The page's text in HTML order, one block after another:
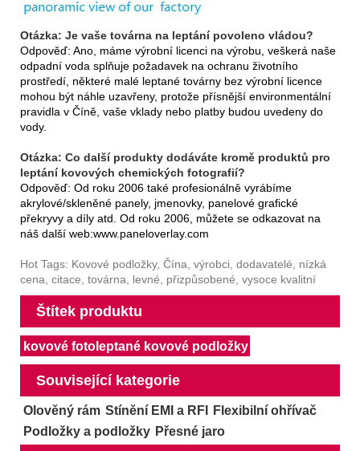
Otázka: Je vaše továrna na leptání povoleno vládou?
Odpověď: Ano, máme výrobní licenci na výrobu, veškerá naše
odpadní voda splňuje požadavek na ochranu životního
prostředí, některé malé leptané továrny bez výrobní licence
mohou být náhle uzavřeny, protože přísnější environmentální
pravidla v Číně, vaše vklady nebo platby budou uvedeny do
vody.
Otázka: Co další produkty dodáváte kromě produktů pro
leptání kovových chemických fotografií?
Odpověď: Od roku 2006 také profesionálně vyrábíme
akrylové/skleněné panely, jmenovky, panelové grafické
překryvy a díly atd. Od roku 2006, můžete se odkazovat na
náš další web:www.paneloverlay.com
Hot Tags: Kovové podložky, Čína, výrobci, dodavatelé, nízká
cena, citace, továrna, levné, přizpůsobené, vysoce kvalitní
Štítek produktu
kovové fotoleptané kovové podložky
Související kategorie
Olověný rám Stínění EMI a RFI
Flexibilní ohřívač
Podložky a podložky Přesné jaro